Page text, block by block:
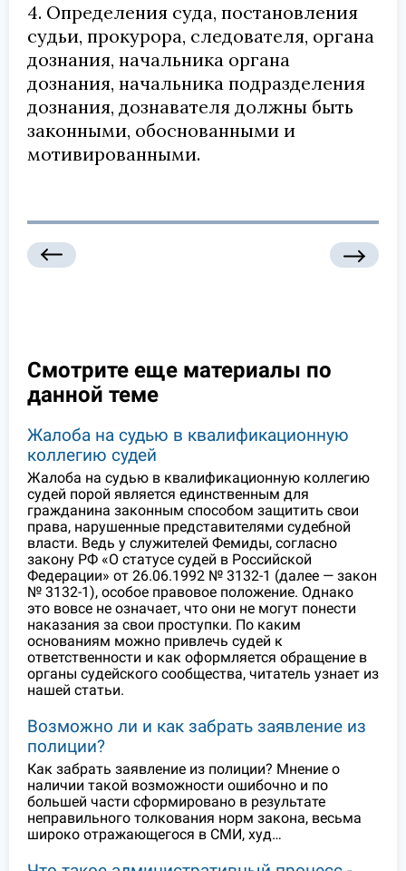
4. Определения суда, постановления
судьи, прокурора, следователя, органа
дознания, начальника органа
дознания, начальника подразделения
дознания, дознавателя должны быть
законными, обоснованными и
мотивированными.
Смотрите еще материалы по
данной теме
Жалоба на судью в квалификационную
коллегию судей
Жалоба на судью в квалификационную коллегию
судей порой является единственным для
гражданина законным способом защитить свои
права, нарушенные представителями судебной
власти. Ведь у служителей Фемиды, согласно
закону РФ «О статусе судей в Российской
Федерации» от 26.06.1992 № 3132-1 (далее — закон
№ 3132-1), особое правовое положение. Однако
это вовсе не означает, что они не могут понести
наказания за свои проступки. По каким
основаниям можно привлечь судей к
ответственности и как оформляется обращение в
органы судейского сообщества, читатель узнает из
нашей статьи.
Возможно ли и как забрать заявление из
полиции?
Как забрать заявление из полиции? Мнение о
наличии такой возможности ошибочно и по
большей части сформировано в результате
неправильного толкования норм закона, весьма
широко отражающегося в СМИ, худ…